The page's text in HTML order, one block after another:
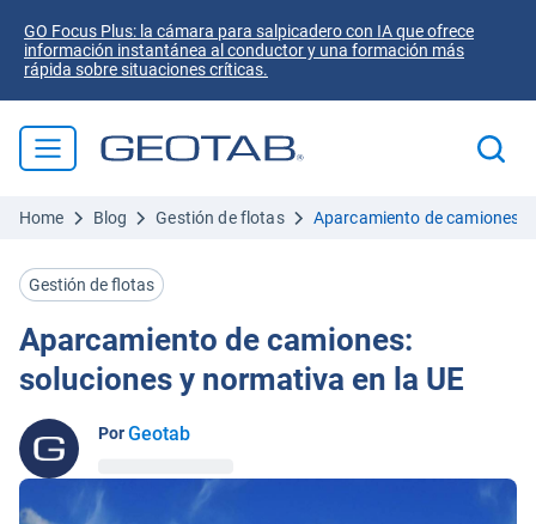
GO Focus Plus: la cámara para salpicadero con IA que ofrece
información instantánea al conductor y una formación más
rápida sobre situaciones críticas.
Home Blog Gestión de flotas Aparcamiento de camiones:
Gestión de flotas
Aparcamiento de camiones:
soluciones y normativa en la UE
PorGeotab